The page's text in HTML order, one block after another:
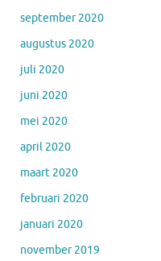
september 2020
augustus 2020
juli 2020
juni 2020
mei 2020
april 2020
maart 2020
februari 2020
januari 2020
november 2019